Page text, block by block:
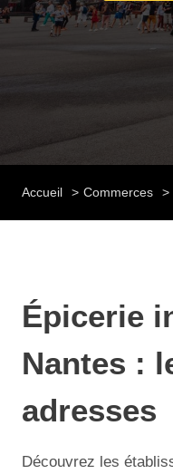
Accueil Commerces
Épicerie
Nantes :
adresses
Découvrez les